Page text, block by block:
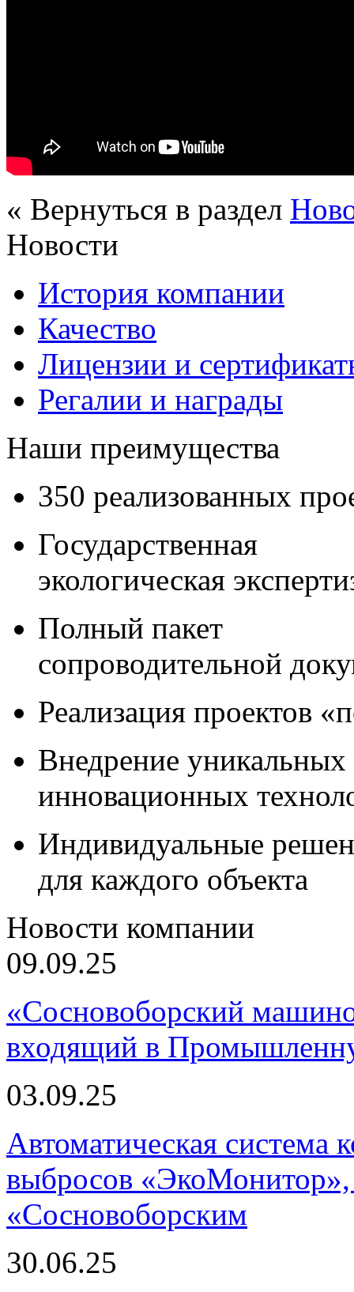
« Вернуться в раздел
Новости
История компании
Качество
Лицензии и
Регалии и награды
Наши преимущества
350 реализованных
Государственная
экологическая
Полный пакет
сопроводительной
Реализация проектов
Внедрение уникальных
инновационных
Индивидуальные
для каждого объекта
Новости компании
09.09.25
«Сосновоборский
входящий в
03.09.25
Автоматическая
выбросов «ЭкоМонитор»,
«Сосновоборским
30.06.25